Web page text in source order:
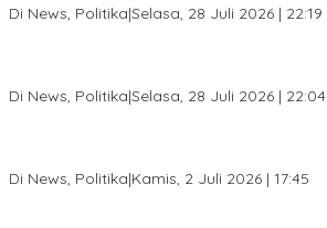
Di News, Politika|Selasa, 28 Juli 2026 | 22:19
Di News, Politika|Selasa, 28 Juli 2026 | 22:04
Di News, Politika|Kamis, 2 Juli 2026 | 17:45